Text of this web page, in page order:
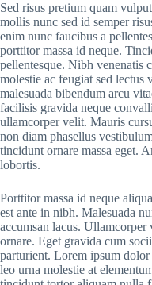
Sed risus pretium quam
mollis nunc sed id semper
enim nunc faucibus a
porttitor massa id neque.
pellentesque. Nibh venenatis
molestie ac feugiat sed lectus
malesuada bibendum arcu
facilisis gravida neque
ullamcorper velit. Mauris
non diam phasellus
tincidunt ornare massa eget.
lobortis.
Porttitor massa id neque
est ante in nibh. Malesuada
accumsan lacus.
ornare. Eget gravida cum
parturient. Lorem ipsum
leo urna molestie at